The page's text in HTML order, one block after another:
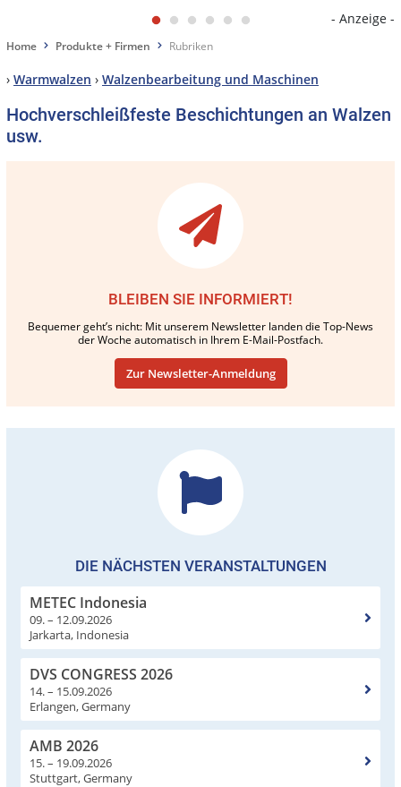
- Anzeige -
Home Produkte + Firmen Rubriken
› Warmwalzen › Walzenbearbeitung und Maschinen
Hochverschleißfeste Beschichtungen an Walzen
usw.
BLEIBEN SIE INFORMIERT!
Bequemer geht’s nicht: Mit unserem Newsletter landen die Top-News
der Woche automatisch in Ihrem E-Mail-Postfach.
Zur Newsletter-Anmeldung
DIE NÄCHSTEN VERANSTALTUNGEN
METEC Indonesia
09. – 12.09.2026
Jarkarta, Indonesia
DVS CONGRESS 2026
14. – 15.09.2026
Erlangen, Germany
AMB 2026
15. – 19.09.2026
Stuttgart, Germany